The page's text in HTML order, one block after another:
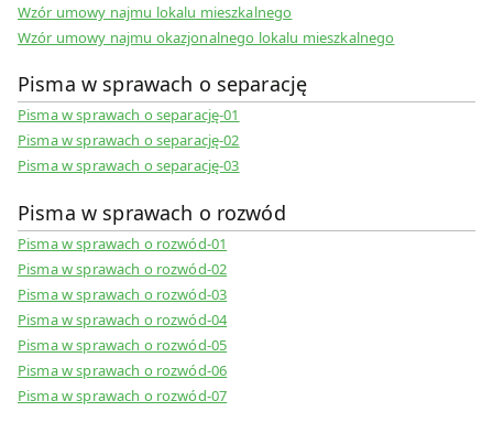
Wzór umowy najmu lokalu mieszkalnego
Wzór umowy najmu okazjonalnego lokalu mieszkalnego
Pisma w sprawach o separację
Pisma w sprawach o separację-01
Pisma w sprawach o separację-02
Pisma w sprawach o separację-03
Pisma w sprawach o rozwód
Pisma w sprawach o rozwód-01
Pisma w sprawach o rozwód-02
Pisma w sprawach o rozwód-03
Pisma w sprawach o rozwód-04
Pisma w sprawach o rozwód-05
Pisma w sprawach o rozwód-06
Pisma w sprawach o rozwód-07